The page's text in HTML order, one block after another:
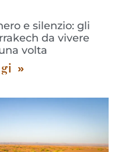
e silenzio: gli
da vivere
volta
»